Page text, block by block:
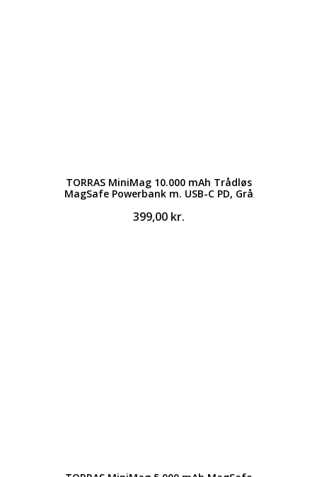
TORRAS MiniMag 10.000 mAh Trådløs
MagSafe Powerbank m. USB-C PD, Grå
399,00 kr.